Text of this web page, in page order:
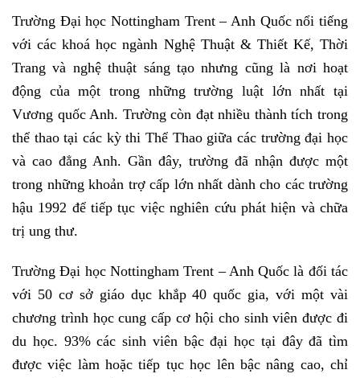
Trường Đại học Nottingham Trent – Anh Quốc nổi tiếng
với các khoá học ngành Nghệ Thuật & Thiết Kế, Thời
Trang và nghệ thuật sáng tạo nhưng cũng là nơi hoạt
động của một trong những trường luật lớn nhất tại
Vương quốc Anh. Trường còn đạt nhiều thành tích trong
thể thao tại các kỳ thi Thể Thao giữa các trường đại học
và cao đẳng Anh. Gần đây, trường đã nhận được một
trong những khoản trợ cấp lớn nhất dành cho các trường
hậu 1992 để tiếp tục việc nghiên cứu phát hiện và chữa
trị ung thư.
Trường Đại học Nottingham Trent – Anh Quốc là đối tác
với 50 cơ sở giáo dục khắp 40 quốc gia, với một vài
chương trình học cung cấp cơ hội cho sinh viên được đi
du học. 93% các sinh viên bậc đại học tại đây đã tìm
được việc làm hoặc tiếp tục học lên bậc nâng cao, chỉ